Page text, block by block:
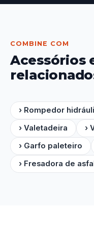
COMBINE COM
Acessórios
› Rompedor
› Valetadeira
›
› Garfo paleteiro
› Fresadora de